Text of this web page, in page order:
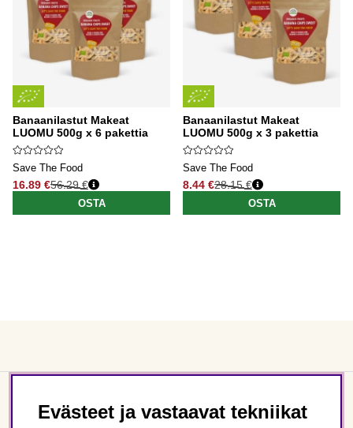
Banaanilastut Makeat
LUOMU 500g x 6 pakettia
Save The Food
16.89 €
Normaali hinta
56.29 €
OSTA
Banaanilastut Makeat
LUOMU 500g x 3 pakettia
Save The Food
8.44 €
Normaali hinta
28.15 €
OSTA
Evästeet ja vastaavat tekniikat